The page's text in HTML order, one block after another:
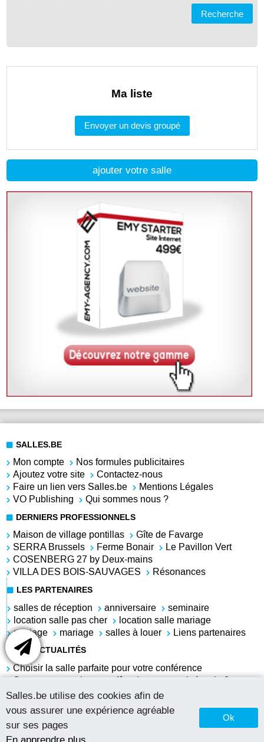
ajouter votre salle
Recherche
Ma liste
Envoyer un devis groupé
Salles.be utilise des cookies afin de
vous assurer une expérience agréable
sur ses pages
En apprendre plus
Ok
SALLES.BE
Mon compte
Nos formules publicitaires
Ajoutez votre site
Contactez-nous
Faire un lien vers Salles.be
Mentions Légales
VO Publishing
Qui sommes nous ?
DERNIERS PROFESSIONNELS
Maison de village pontillas
Gîte de Favarge
SERRA Brussels
Ferme Bonair
Le Pavillon Vert
COSENBERG 27 by Deux-mains
VILLA DES BOIS-SAUVAGES
Résonances
LES PARTENAIRES
salles de réception anniversaire
seminaire
location salle pas cher
location salle mariage
mariage
mariage salles à louer Liens partenaires
LES ACTUALITÉS
Choisir la salle parfaite pour votre conférence
Comment organiser une fête du personnel réussie ?
Louer une salle pour l'anniversaire de sa grand-mère
Salle à louer pas chère pour anniversaire
Louer une salle pour un repas d'équipe et une petite
soirée privée le soir du nouvel an